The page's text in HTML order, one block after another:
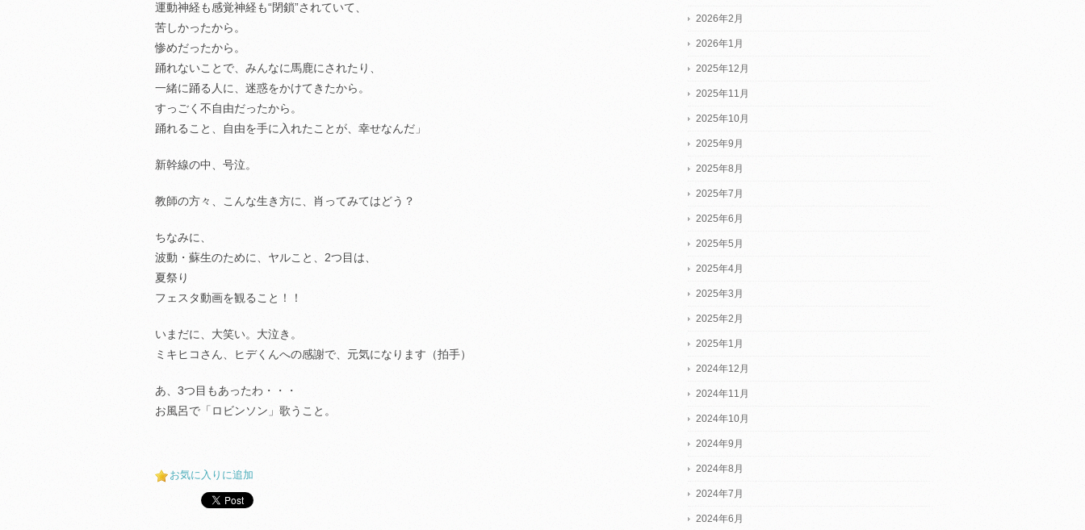
運動神経も感覚神経も“閉鎖”されていて、
苦しかったから。
惨めだったから。
踊れないことで、みんなに馬鹿にされたり、
一緒に踊る人に、迷惑をかけてきたから。
すっごく不自由だったから。
踊れること、自由を手に入れたことが、幸せなんだ」
新幹線の中、号泣。
教師の方々、こんな生き方に、肖ってみてはどう？
ちなみに、
波動・蘇生のために、ヤルこと、2つ目は、
夏祭り
フェスタ動画を観ること！！
いまだに、大笑い。大泣き。
ミキヒコさん、ヒデくんへの感謝で、元気になります（拍手）
あ、3つ目もあったわ・・・
お風呂で「ロビンソン」歌うこと。
お気に入りに追加
2026年2月
2026年1月
2025年12月
2025年11月
2025年10月
2025年9月
2025年8月
2025年7月
2025年6月
2025年5月
2025年4月
2025年3月
2025年2月
2025年1月
2024年12月
2024年11月
2024年10月
2024年9月
2024年8月
2024年7月
2024年6月